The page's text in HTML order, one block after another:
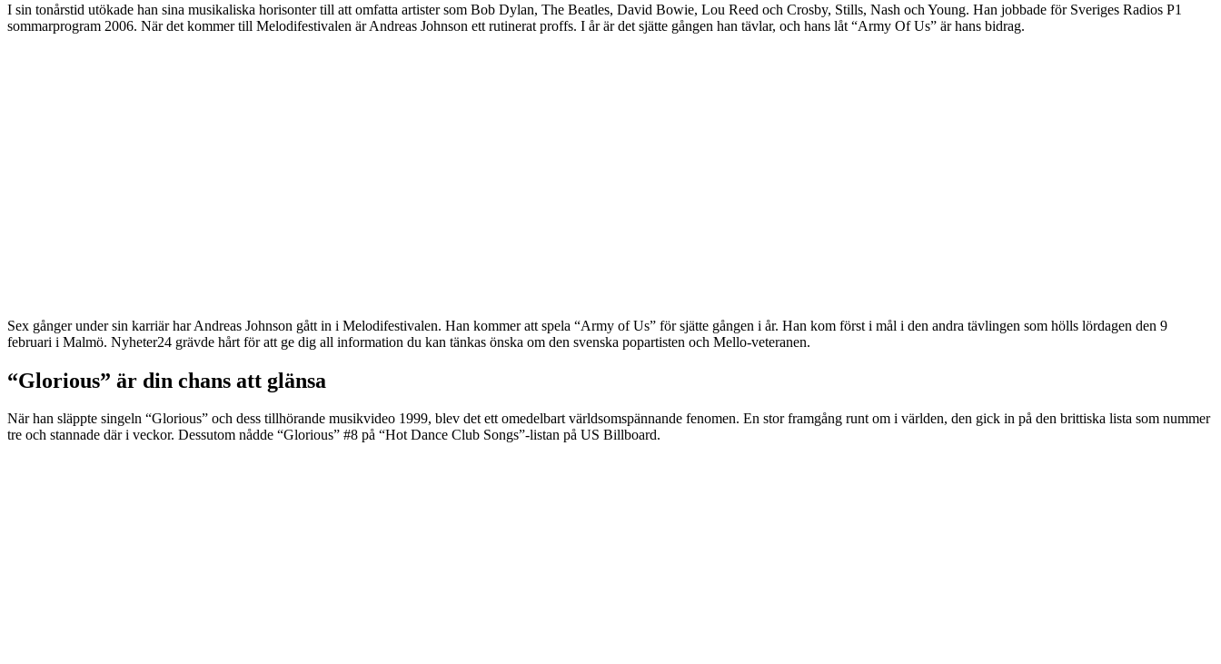
I sin tonårstid utökade han sina musikaliska horisonter till att omfatta artister som Bob Dylan, The Beatles, David Bowie, Lou Reed och Crosby, Stills, Nash och Young. Han jobbade för Sveriges Radios P1
sommarprogram 2006. När det kommer till Melodifestivalen är Andreas Johnson ett rutinerat proffs. I år är det sjätte gången han tävlar, och hans låt “Army Of Us” är hans bidrag.
Sex gånger under sin karriär har Andreas Johnson gått in i Melodifestivalen. Han kommer att spela “Army of Us” för sjätte gången i år. Han kom först i mål i den andra tävlingen som hölls lördagen den 9
februari i Malmö. Nyheter24 grävde hårt för att ge dig all information du kan tänkas önska om den svenska popartisten och Mello-veteranen.
“Glorious” är din chans att glänsa
När han släppte singeln “Glorious” och dess tillhörande musikvideo 1999, blev det ett omedelbart världsomspännande fenomen. En stor framgång runt om i världen, den gick in på den brittiska lista som nummer
tre och stannade där i veckor. Dessutom nådde “Glorious” #8 på “Hot Dance Club Songs”-listan på US Billboard.